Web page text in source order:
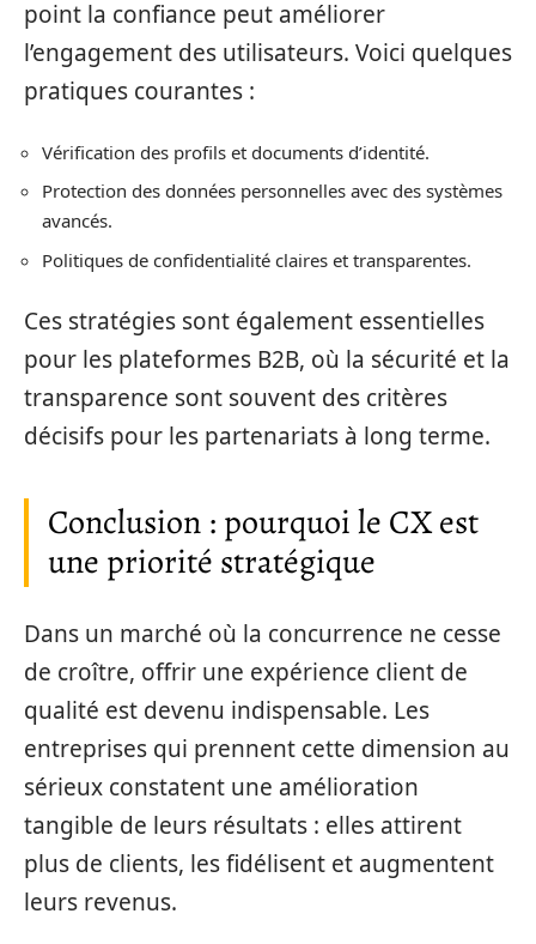
point la confiance peut améliorer
l’engagement des utilisateurs. Voici quelques
pratiques courantes :
Vérification des profils et documents d’identité.
Protection des données personnelles avec des systèmes
avancés.
Politiques de confidentialité claires et transparentes.
Ces stratégies sont également essentielles
pour les plateformes B2B, où la sécurité et la
transparence sont souvent des critères
décisifs pour les partenariats à long terme.
Conclusion : pourquoi le CX est
une priorité stratégique
Dans un marché où la concurrence ne cesse
de croître, offrir une expérience client de
qualité est devenu indispensable. Les
entreprises qui prennent cette dimension au
sérieux constatent une amélioration
tangible de leurs résultats : elles attirent
plus de clients, les fidélisent et augmentent
leurs revenus.